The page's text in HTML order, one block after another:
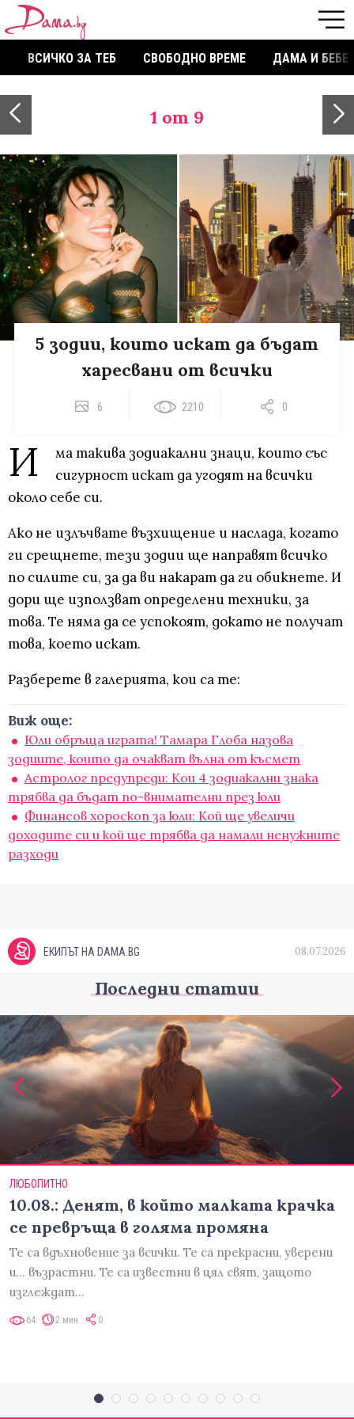
ВСИЧКО ЗА ТЕБ СВОБОДНО ВРЕМЕ ДАМА И БЕБЕ
1 от 9
5 зодии, които искат да бъдат
харесвани от всички
6 2210 0
И
ма такива зодиакални знаци, които със
сигурност искат да угодят на всички
около себе си.
Ако не излъчвате възхищение и наслада, когато
ги срещнете, тези зодии ще направят всичко
по силите си, за да ви накарат да ги обикнете. И
дори ще използват определени техники, за
това. Те няма да се успокоят, докато не получат
това, което искат.
Разберете в галерията, кои са те:
Виж още:
Юли обръща играта! Тамара Глоба назова
зодиите, които да очакват вълна от късмет
Астролог предупреди: Кои 4 зодиакални знака
трябва да бъдат по-внимателни през юли
Финансов хороскоп за юли: Кой ще увеличи
доходите си и кой ще трябва да намали ненужните
разходи
ЕКИПЪТ НА DAMA.BG 08.07.2026
Последни статии
ЛЮБОПИТНО
10.08.: Денят, в който малката крачка
се превръща в голяма промяна
Те са вдъхновение за всички. Те са прекрасни, уверени
и... възрастни. Те са известни в цял свят, защото
изглеждат…
64 2 мин 0